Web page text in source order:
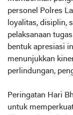
personel Polres
loyalitas, disiplin,
pelaksanaan
bentuk apresiasi
menunjukkan
perlindungan,
‎Peringatan Hari
untuk